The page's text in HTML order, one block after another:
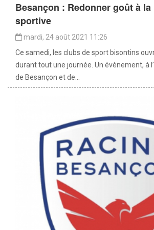
Besançon : Redonner goût à
sportive
mardi, 24 août 2021 11:26
Ce samedi, les clubs de sport bisontins
durant tout une journée. Un évènement, à
de Besançon et de...